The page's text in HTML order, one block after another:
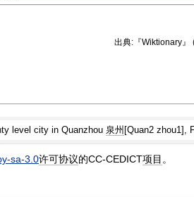
出典:『Wiktionary』
level city in Quanzhou 泉州[Quan2 zhou1],
sa-3.0许可协议的CC-CEDICT项目 。